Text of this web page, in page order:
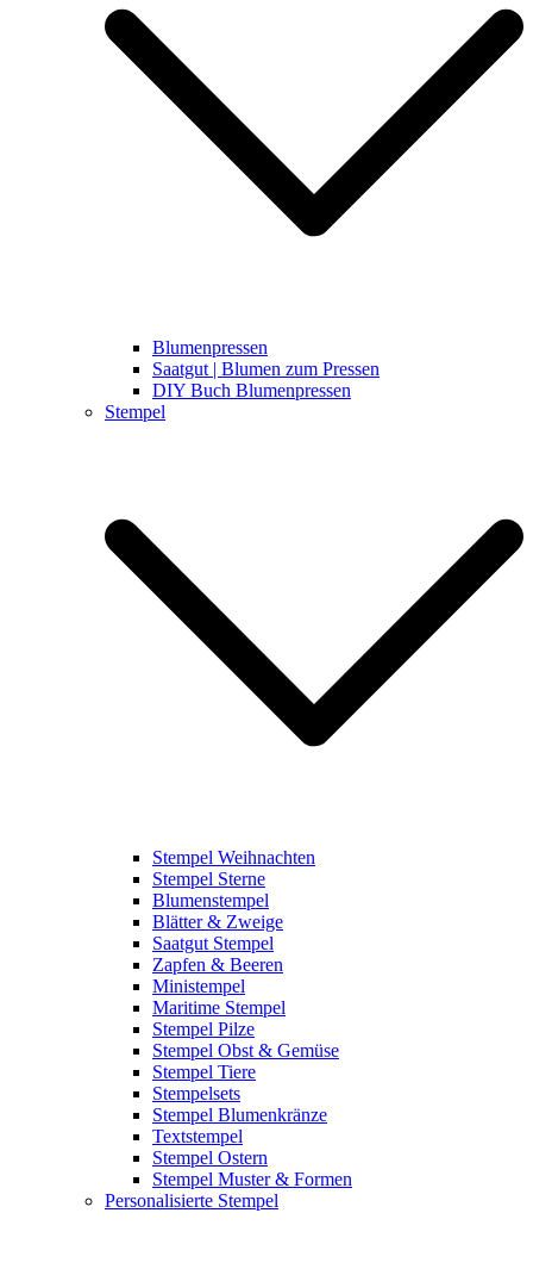
Blumenpressen
Saatgut | Blumen zum Pressen
DIY Buch Blumenpressen
Stempel
Stempel Weihnachten
Stempel Sterne
Blumenstempel
Blätter & Zweige
Saatgut Stempel
Zapfen & Beeren
Ministempel
Maritime Stempel
Stempel Pilze
Stempel Obst & Gemüse
Stempel Tiere
Stempelsets
Stempel Blumenkränze
Textstempel
Stempel Ostern
Stempel Muster & Formen
Personalisierte Stempel